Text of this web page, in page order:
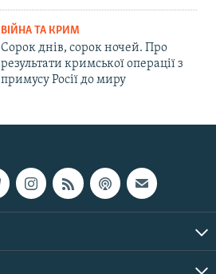
ВІЙНА ТА КРИМ
Сорок днів, сорок ночей. Про
результати кримської операції з
примусу Росії до миру